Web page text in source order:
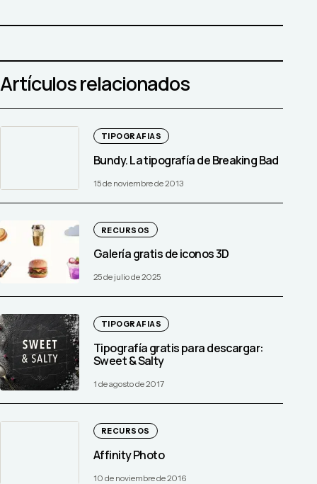
Artículos relacionados
TIPOGRAFIAS
Bundy. La tipografía de Breaking Bad
15 de noviembre de 2013
RECURSOS
Galería gratis de iconos 3D
25 de julio de 2025
TIPOGRAFIAS
Tipografía gratis para descargar:
Sweet & Salty
1 de agosto de 2017
RECURSOS
Affinity Photo
10 de noviembre de 2016